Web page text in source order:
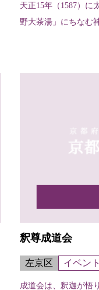
天正15年（1587）に
野大茶湯」にちなむ
釈尊成道会
左京区 イベン
成道会は、釈迦が悟